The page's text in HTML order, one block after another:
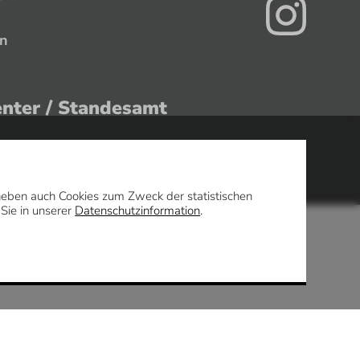
/ Standesamt
auch Cookies zum Zweck der statistischen
in unserer Datenschutzinformation.